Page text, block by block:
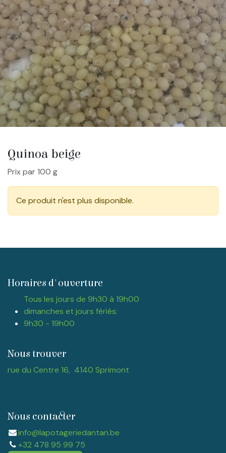
Quinoa beige
Prix par 100 g
Ce produit n'est plus disponible.
Horaires d'ouverture
Tous les jours de 9h30 à 19h00
dimanches et jours fériés:
9h30 - 19h00
Nous trouver
rue du Centre 16, 4140 Sprimont
Nous contacter
info@lapotageriedantan.be
+32 478 95 99 75